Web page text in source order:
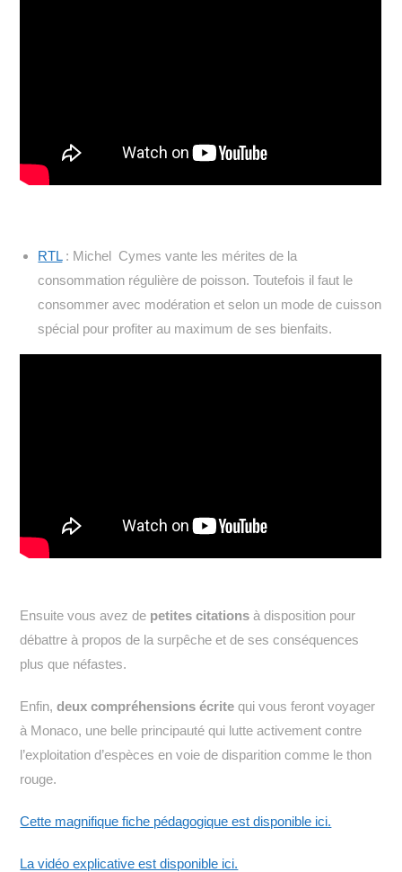
RTL: Michel Cymes vante les mérites de la
consommation régulière de poisson. Toutefois il faut le
consommer avec modération et selon un mode de cuisson
spécial pour profiter au maximum de ses bienfaits.
Ensuite vous avez de petites citations à disposition pour
débattre à propos de la surpêche et de ses conséquences
plus que néfastes.
Enfin,deux compréhensions écrite qui vous feront voyager
à Monaco, une belle principauté qui lutte activement contre
l’exploitation d’espèces en voie de disparition comme le thon
rouge.
Cette magnifique fiche pédagogique est disponible ici.
La vidéo explicative est disponible ici.